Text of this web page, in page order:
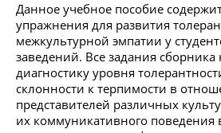
Данное учебное пособие
упражнения для развития
межкультурной эмпатии у
заведений. Все задания
диагностику уровня
склонности к терпимости в
представителей различных
их коммуникативного поведения